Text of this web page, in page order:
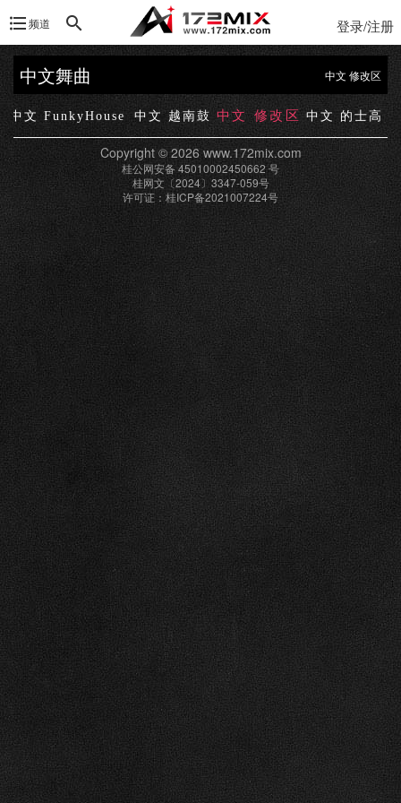
频道 登录/注册
中文舞曲 中文 修改区
中文 FunkyHouse 中文 越南鼓 中文 修改区 中文 的士高
Copyright © 2026 www.172mix.com
桂公网安备 45010002450662 号
桂网文〔2024〕3347-059号
许可证：桂ICP备2021007224号